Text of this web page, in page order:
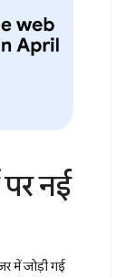
नई
में जोड़ी गई